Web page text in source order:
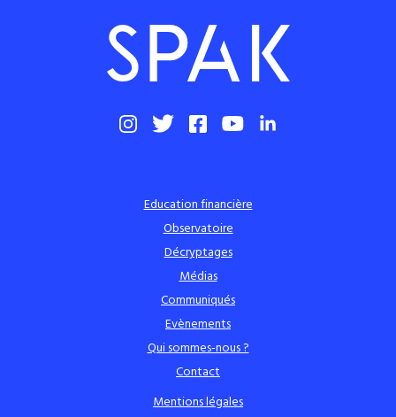
Education financière
Observatoire
Décryptages
Médias
Communiqués
Evènements
Qui sommes-nous ?
Contact
Mentions légales